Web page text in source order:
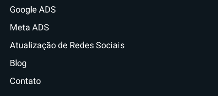
Google ADS
Meta ADS
Atualização de Redes Sociais
Blog
Contato